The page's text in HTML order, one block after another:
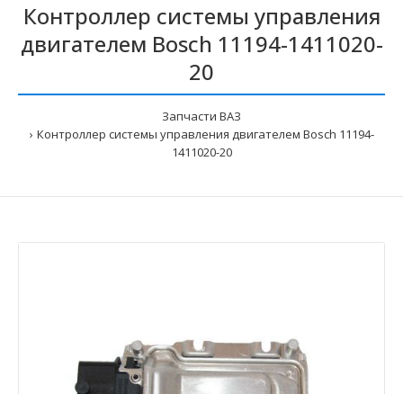
Контроллер системы управления
двигателем Bosch 11194-1411020-
20
Запчасти ВАЗ
Контроллер системы управления двигателем Bosch 11194-
1411020-20